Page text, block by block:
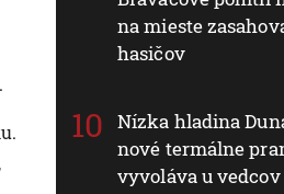
na mieste
hasičov
Nízka hladina
nové termálne
vyvoláva u